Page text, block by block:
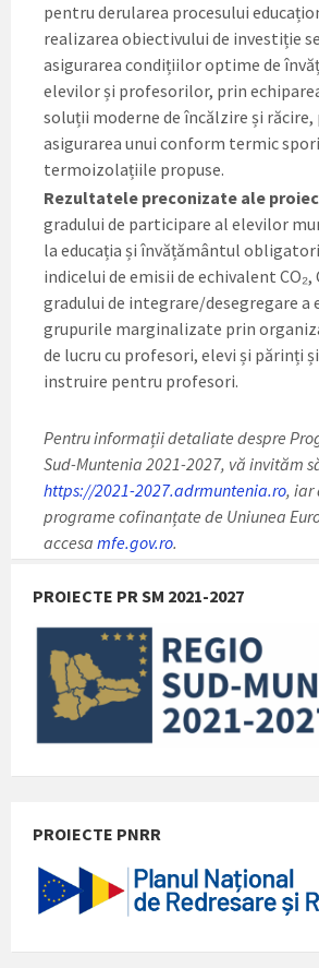
pentru derularea procesului
realizarea obiectivului de investiție
asigurarea condițiilor optime de
elevilor și profesorilor, prin
soluții moderne de încălzire și răcire,
asigurarea unui conform termic
termoizolațiile propuse.
Rezultatele preconizate ale
gradului de participare al elevilor
la educația și învățământul
indicelui de emisii de echivalent CO₂,
gradului de integrare/desegregare a
grupurile marginalizate prin
de lucru cu profesori, elevi și părinți
instruire pentru profesori.
Pentru informații detaliate despre
Sud-Muntenia 2021-2027, vă invităm
https://2021-2027.adrmuntenia.ro, iar
programe cofinanțate de Uniunea
accesa mfe.gov.ro.
PROIECTE PR SM 2021-2027
PROIECTE PNRR